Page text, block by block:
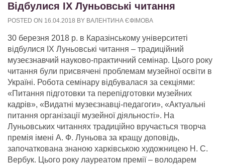
Відбулися ІХ Луньовські читання
POSTED ON 16.04.2018 BY ВАЛЕНТИНА ЄФІМОВА
30 березня 2018 р. в Каразінському університеті
відбулися ІХ Луньовські читання – традиційний
музеєзнавчий науково-практичний семінар. Цього року
читання були присвячені проблемам музейної освіти в
Україні. Робота семінару відбувалася за секціями:
«Питання підготовки та перепідготовки музейних
кадрів», «Видатні музеєзнавці-педагоги», «Актуальні
питання організації музейної діяльності». На
Луньовських читаннях традиційно вручається творча
премія імені А. Ф. Луньова за кращу доповідь,
започаткована знаною харківською художницею Н. С.
Вербук. Цього року лауреатом премії – володарем